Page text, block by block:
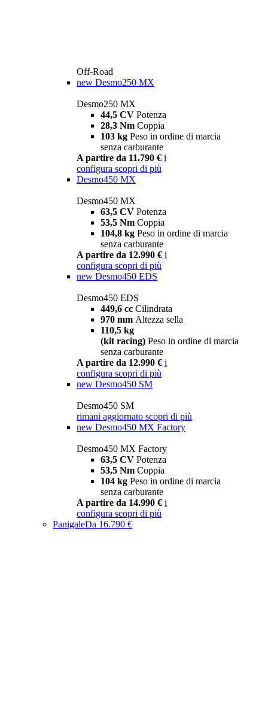
Off-Road
new Desmo250 MX
Desmo250 MX
44,5 CV Potenza
28,3 Nm Coppia
103 kg Peso in ordine di marcia
senza carburante
A partire da 11.790 € i
configura scopri di più
Desmo450 MX
Desmo450 MX
63,5 CV Potenza
53,5 Nm Coppia
104,8 kg Peso in ordine di marcia
senza carburante
A partire da 12.990 € i
configura scopri di più
new Desmo450 EDS
Desmo450 EDS
449,6 cc Cilindrata
970 mm Altezza sella
110,5 kg
(kit racing) Peso in ordine di marcia
senza carburante
A partire da 12.990 € i
configura scopri di più
new Desmo450 SM
Desmo450 SM
rimani aggiornato scopri di più
new Desmo450 MX Factory
Desmo450 MX Factory
63,5 CV Potenza
53,5 Nm Coppia
104 kg Peso in ordine di marcia
senza carburante
A partire da 14.990 € i
configura scopri di più
PanigaleDa 16.790 €